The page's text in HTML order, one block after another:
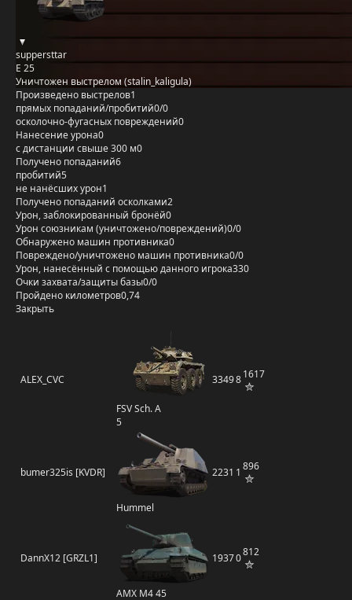
suppersttar
E 25
Уничтожен выстрелом (stalin_kaligula)
Произведено выстрелов1
прямых попаданий/пробитий0/0
осколочно-фугасных повреждений0
Нанесение урона0
с дистанции свыше 300 м0
Получено попаданий6
пробитий5
не нанёсших урон1
Получено попаданий осколками2
Урон, заблокированный бронёй0
Урон союзникам (уничтожено/повреждений)0/0
Обнаружено машин противника0
Повреждено/уничтожено машин противника0/0
Урон, нанесённый с помощью данного игрока330
Очки захвата/защиты базы0/0
Пройдено километров0,74
Закрыть
ALEX_CVC
FSV Sch. A
5
334981617
bumer325is [KVDR]
Hummel
2231 1 896
DannX12 [GRZL1]
AMX M4 45
19370812